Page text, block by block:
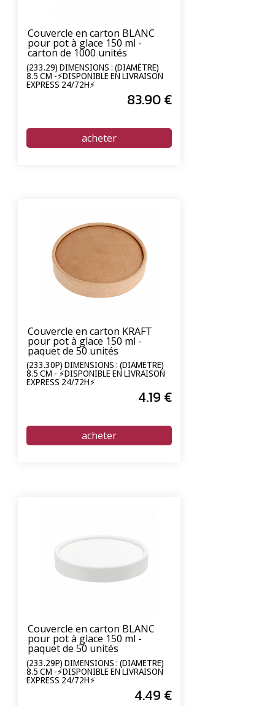
Couvercle en carton BLANC
pour pot à glace 150 ml -
carton de 1000 unités
(233.29) DIMENSIONS : (DIAMÈTRE)
8.5 CM -⚡DISPONIBLE EN LIVRAISON
EXPRESS 24/72H⚡
83.90€
Couvercle en carton KRAFT
pour pot à glace 150 ml -
paquet de 50 unités
(233.30P) DIMENSIONS : (DIAMÈTRE)
8.5 CM - ⚡DISPONIBLE EN LIVRAISON
EXPRESS 24/72H⚡
4.19 €
Couvercle en carton BLANC
pour pot à glace 150 ml -
paquet de 50 unités
(233.29P) DIMENSIONS : (DIAMÈTRE)
8.5 CM -⚡DISPONIBLE EN LIVRAISON
EXPRESS 24/72H⚡
4.49 €